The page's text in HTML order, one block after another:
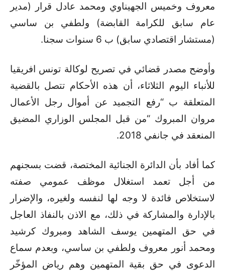
معروف وخميس الجهيناوي ومحمد عادل قرار (مدير
عام سابق للكرامة القابضة) ولطفي بن ساسي
(مستشار اقتصادي سابق) ب 6 سنوات سجنا
.
وأوضح مصدر قضائي في تصريح لوكالة تونس افريقيا
للأنباء اليوم الثلاثاء، أن هذه الأحكام تتصل بالقضية
المتعلقة ب “رفع التجميد عن أموال رجل الأعمال
مروان المبروك “من قبل المجلس الوزاري المضيق
المنعقد في جانفي 2018
.
كما أفاد بأن الدائرة الجنائية المختصة، قضت بسجنهم
من أجل تعمد استغلال موظف عمومي صفته
لاستخلاص فائدة لا وجه لها لنفسه ولغيره، والإضرار
بالإدارة والمشاركة في ذلك، مع الاذن بالنفاذ العاجل
في حق المتهمين يوسف الشاهد ومبروك كرشيد
ومحمد أنور معروف ولطفي بن ساسي، وبعدم سماع
الدعوى في حق بقية المتهمين وهم رياض المؤخّر